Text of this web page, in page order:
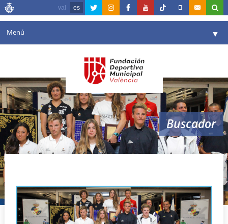
val es
Menú ▼
Agenda
Instalaciones ▼
Comunicación ▼
Valencia en deporte
Reservas
Buscador
federación valenciana vela premios